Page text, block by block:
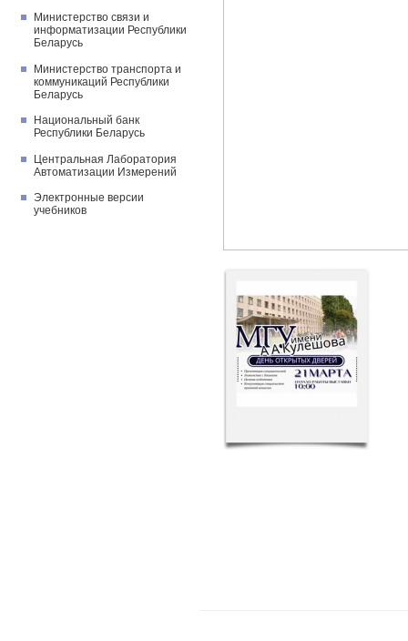
Министерство связи и
информатизации Республики
Беларусь
Министерство транспорта и
коммуникаций Республики
Беларусь
Национальный банк
Республики Беларусь
Центральная Лаборатория
Автоматизации Измерений
Электронные версии
учебников